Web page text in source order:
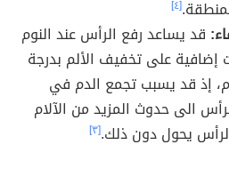
[٤]
قد يساعد رفع الرأس عند النوم
على تخفيف الألم بدرجة
إذ قد يسبب تجمع الدم في
الى حدوث المزيد من الآلام
يحول دون ذلك.[٣]